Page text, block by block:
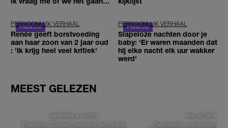
PERSOONLIJK VERHAAL
Renée geeft borstvoeding
aan haar zoon van 2 jaar oud
: 'Ik krijg heel veel kritiek'
PERSOONLIJK VERHAAL
Slapeloze nachten door je
baby: 'Er waren maanden dat
hij elke nacht elk uur wakker
werd'
MEEST GELEZEN
BARBARA & JOOST
Barbara: 'Zorgen over het feit dat ik
WIL JE ZIEN
De nagels van je baby